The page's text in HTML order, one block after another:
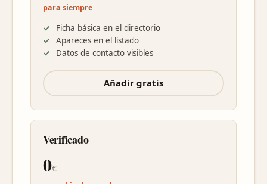
para siempre
Ficha básica en el directorio
Apareces en el listado
Datos de contacto visibles
Añadir gratis
Verificado
0€